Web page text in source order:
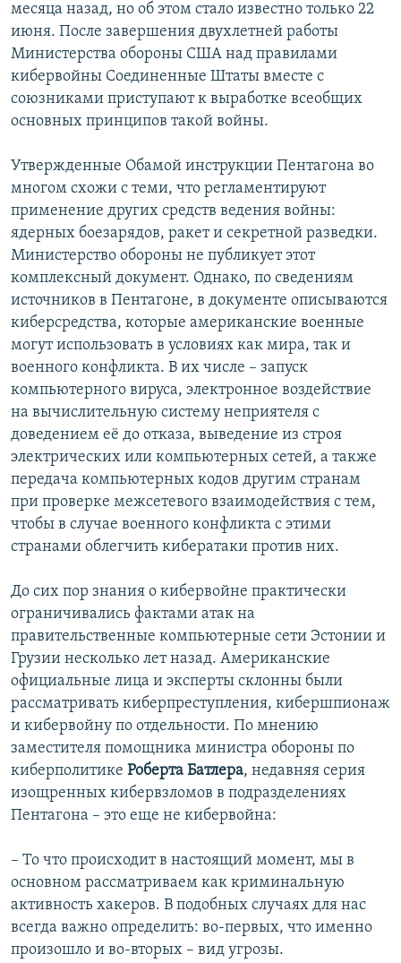
месяца назад, но об этом стало известно только 22
июня. После завершения двухлетней работы
Министерства обороны США над правилами
кибервойны Соединенные Штаты вместе с
союзниками приступают к выработке всеобщих
основных принципов такой войны.
Утвержденные Обамой инструкции Пентагона во
многом схожи с теми, что регламентируют
применение других средств ведения войны:
ядерных боезарядов, ракет и секретной разведки.
Министерство обороны не публикует этот
комплексный документ. Однако, по сведениям
источников в Пентагоне, в документе описываются
киберсредства, которые американские военные
могут использовать в условиях как мира, так и
военного конфликта. В их числе – запуск
компьютерного вируса, электронное воздействие
на вычислительную систему неприятеля с
доведением её до отказа, выведение из строя
электрических или компьютерных сетей, а также
передача компьютерных кодов другим странам
при проверке межсетевого взаимодействия с тем,
чтобы в случае военного конфликта с этими
странами облегчить кибератаки против них.
До сих пор знания о кибервойне практически
ограничивались фактами атак на
правительственные компьютерные сети Эстонии и
Грузии несколько лет назад. Американские
официальные лица и эксперты склонны были
рассматривать киберпреступления, кибершпионаж
и кибервойну по отдельности. По мнению
заместителя помощника министра обороны по
киберполитике Роберта Батлера, недавняя серия
изощренных кибервзломов в подразделениях
Пентагона – это еще не кибервойна:
– То что происходит в настоящий момент, мы в
основном рассматриваем как криминальную
активность хакеров. В подобных случаях для нас
всегда важно определить: во-первых, что именно
произошло и во-вторых – вид угрозы.